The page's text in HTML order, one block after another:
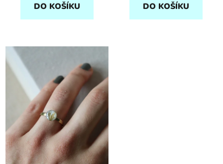
DO KOŠÍKU DO KOŠÍKU